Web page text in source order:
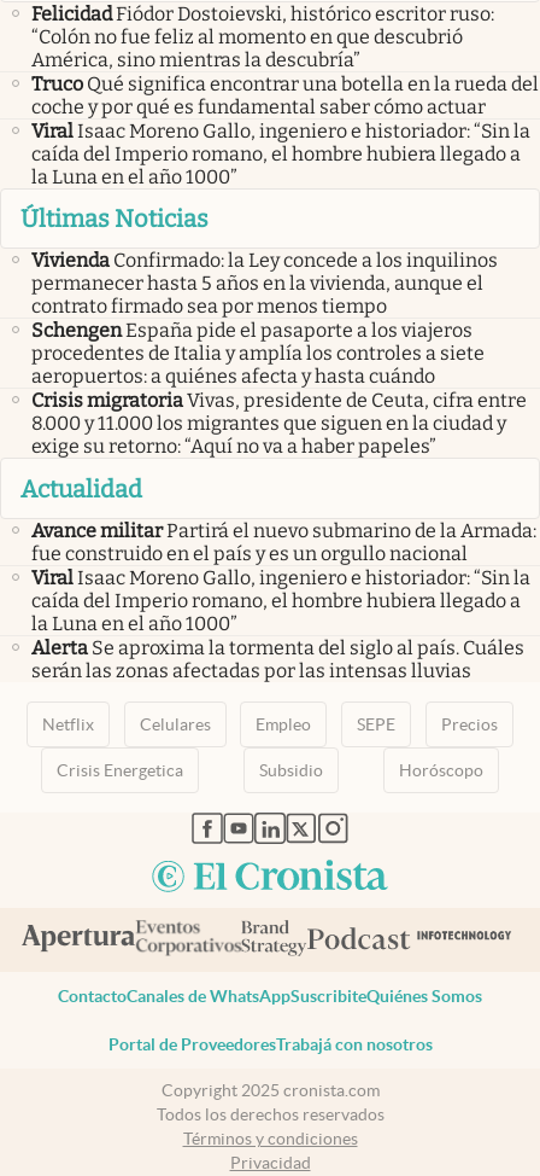
FelicidadFiódor Dostoievski, histórico escritor ruso:
“Colón no fue feliz al momento en que descubrió
América, sino mientras la descubría”
Truco Qué significa encontrar una botella en la rueda del
coche y por qué es fundamental saber cómo actuar
ViralIsaac Moreno Gallo, ingeniero e historiador: “Sin la
caída del Imperio romano, el hombre hubiera llegado a
la Luna en el año 1000”
Últimas Noticias
Vivienda Confirmado: la Ley concede a los inquilinos
permanecer hasta 5 años en la vivienda, aunque el
contrato firmado sea por menos tiempo
SchengenEspaña pide el pasaporte a los viajeros
procedentes de Italia y amplía los controles a siete
aeropuertos: a quiénes afecta y hasta cuándo
Crisis migratoriaVivas, presidente de Ceuta, cifra entre
8.000 y 11.000 los migrantes que siguen en la ciudad y
exige su retorno: “Aquí no va a haber papeles”
Actualidad
Avance militarPartirá el nuevo submarino de la Armada:
fue construido en el país y es un orgullo nacional
ViralIsaac Moreno Gallo, ingeniero e historiador: “Sin la
caída del Imperio romano, el hombre hubiera llegado a
la Luna en el año 1000”
Alerta Se aproxima la tormenta del siglo al país. Cuáles
serán las zonas afectadas por las intensas lluvias
Netflix Celulares Empleo SEPE Precios
Crisis Energetica Subsidio Horóscopo
abre en nueva pestaña
abre en nueva pestaña
abre en nueva pestaña
abre en nueva pestaña
abre en nueva pestaña
ContactoCanales de WhatsAppSuscribiteQuiénes Somos
Portal de ProveedoresTrabajá con nosotros
Copyright 2025 cronista.com
Todos los derechos reservados
Términos y condiciones
Privacidad